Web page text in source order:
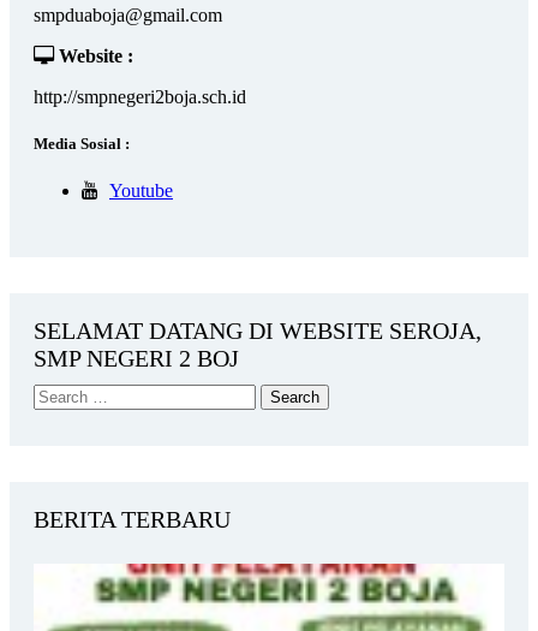
smpduaboja@gmail.com
Website :
http://smpnegeri2boja.sch.id
Media Sosial :
Youtube
SELAMAT DATANG DI WEBSITE SEROJA,
SMP NEGERI 2 BOJ
BERITA TERBARU